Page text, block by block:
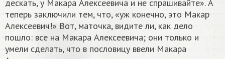
дескать, у Макара Алексеевича и не спрашивайте». А
теперь заключили тем, что, «уж конечно, это Макар
Алексеевич!» Вот, маточка, видите ли, как дело
пошло: все на Макара Алексеевича; они только и
умели сделать, что в пословицу ввели Макара